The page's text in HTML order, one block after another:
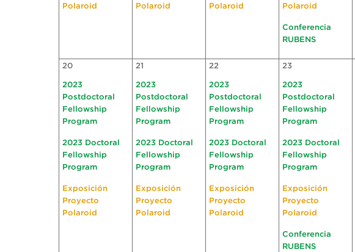
Polaroid
Polaroid
Polaroid
Polaroid
Conferencia
RUBENS
20
2023
Postdoctoral
Fellowship
Program
2023 Doctoral
Fellowship
Program
Exposición
Proyecto
Polaroid
21
2023
Postdoctoral
Fellowship
Program
2023 Doctoral
Fellowship
Program
Exposición
Proyecto
Polaroid
22
2023
Postdoctoral
Fellowship
Program
2023 Doctoral
Fellowship
Program
Exposición
Proyecto
Polaroid
23
2023
Postdoctoral
Fellowship
Program
2023 Doctoral
Fellowship
Program
Exposición
Proyecto
Polaroid
Conferencia
RUBENS